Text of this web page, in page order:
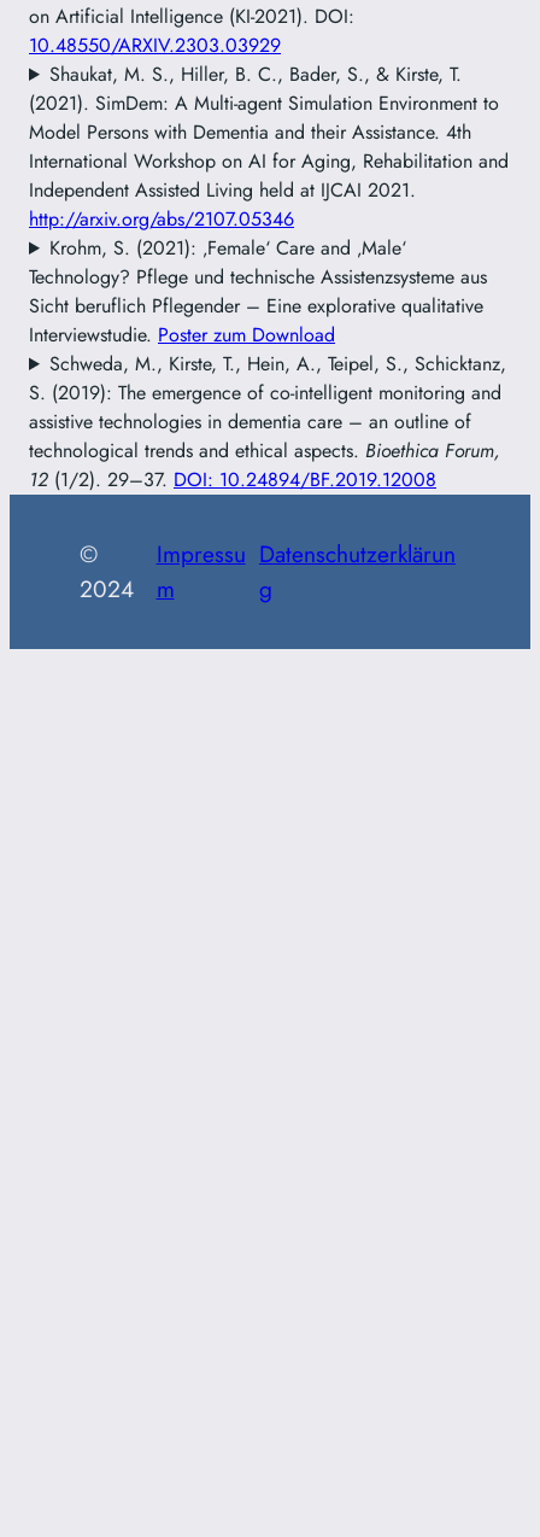
on Artificial Intelligence (KI-2021). DOI:
10.48550/ARXIV.2303.03929
Shaukat, M. S., Hiller, B. C., Bader, S., & Kirste, T.
(2021). SimDem: A Multi-agent Simulation Environment to
Model Persons with Dementia and their Assistance. 4th
International Workshop on AI for Aging, Rehabilitation and
Independent Assisted Living held at IJCAI 2021.
http://arxiv.org/abs/2107.05346
Krohm, S. (2021): ‚Female‘ Care and ‚Male‘
Technology? Pflege und technische Assistenzsysteme aus
Sicht beruflich Pflegender – Eine explorative qualitative
Interviewstudie. Poster zum Download
Schweda, M., Kirste, T., Hein, A., Teipel, S., Schicktanz,
S. (2019): The emergence of co-intelligent monitoring and
assistive technologies in dementia care – an outline of
technological trends and ethical aspects. Bioethica Forum,
12 (1/2). 29–37. DOI: 10.24894/BF.2019.12008
©
2024
Impressu
m
Datenschutzerklärun
g